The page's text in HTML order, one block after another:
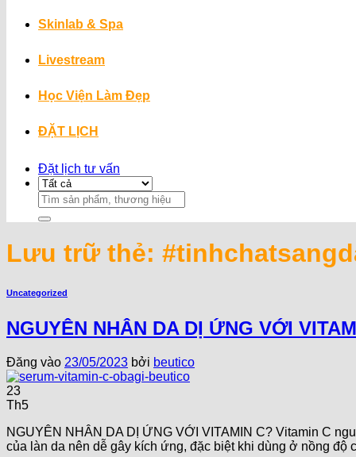
Skinlab & Spa
Livestream
Học Viện Làm Đẹp
ĐẶT LỊCH
Đặt lịch tư vấn
Search
for:
Lưu trữ thẻ:
Uncategorized
NGUYÊN NHÂN DA DỊ ỨNG VỚI
Đăng vào 23/05/2023 bởi beutico
23
Th5
NGUYÊN NHÂN DA DỊ ỨNG VỚI VITAMIN C? Vitamin C
của làn da nên dễ gây kích ứng, đặc biệt khi dùng ở nồng